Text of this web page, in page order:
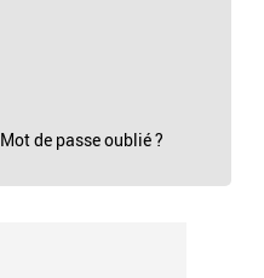
Mot de passe oublié ?